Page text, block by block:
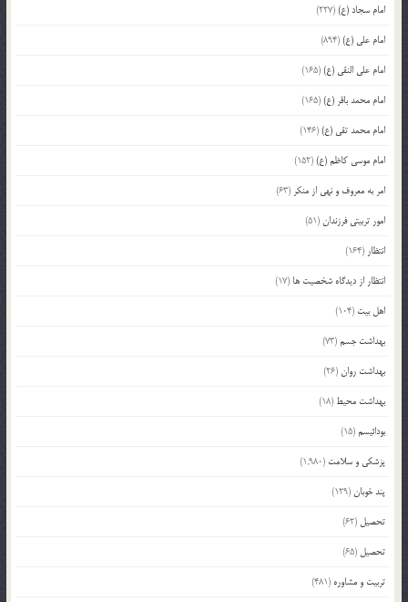
امام سجاد (ع)(227)
امام علی (ع)(894)
امام علی النقی (ع)(165)
امام محمد باقر (ع)(165)
امام محمد تقی (ع)(146)
امام موسی کاظم (ع)(152)
امر به معروف و نهی از منکر (63)
امور تربیتی فرزندان(51)
انتظار (164)
انتظار از دیدگاه شخصیت ها (17)
اهل بیت (104)
بهداشت جسم(73)
بهداشت روان(26)
بهداشت محیط (18)
بودائیسم(15)
پزشکی و سلامت (1,980)
پند خوبان(129)
تحصیل (62)
تحصیل (65)
تربیت و مشاوره (481)